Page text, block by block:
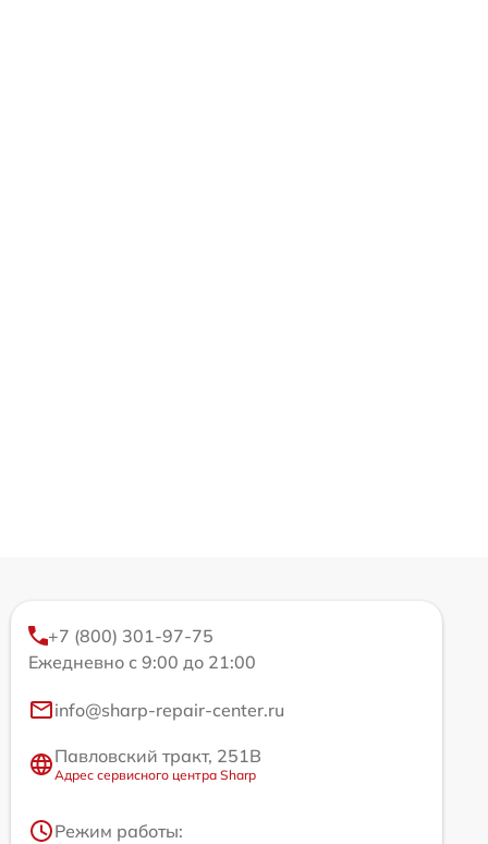
+7 (800) 301-97-75
Ежедневно с 9:00 до 21:00
info@sharp-repair-center.ru
Павловский тракт, 251В
Адрес сервисного центра Sharp
Режим работы: